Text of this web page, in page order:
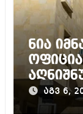
ნია
აგვ 6,